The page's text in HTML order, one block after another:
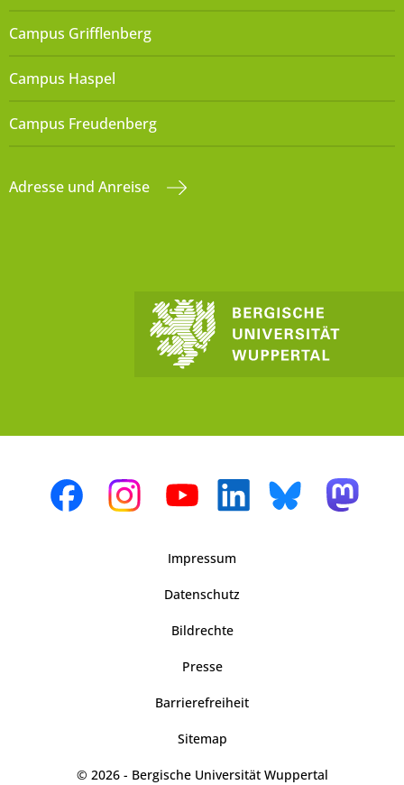
Campus Grifflenberg
Campus Haspel
Campus Freudenberg
Adresse und Anreise
Impressum
Datenschutz
Bildrechte
Presse
Barrierefreiheit
Sitemap
© 2026 - Bergische Universität Wuppertal